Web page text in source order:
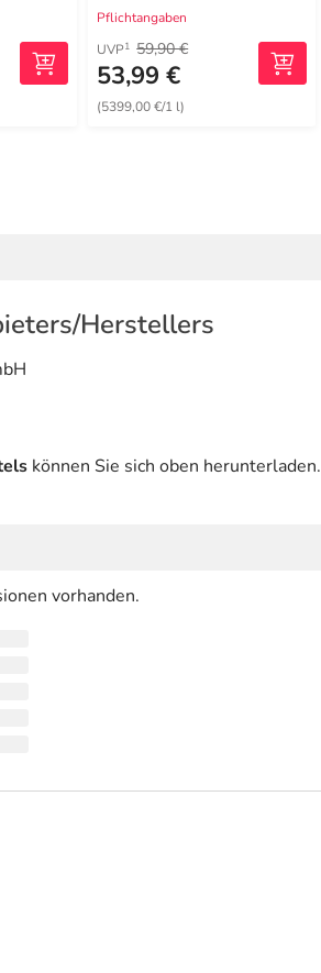
Pflichtangaben
UVP1 59,90 €
53,99 €
(5399,00 €/1 l)
Herstellers
können Sie sich oben herunterladen.
vorhanden.